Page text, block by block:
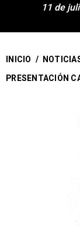
11 de
INICIO /
PRESENTACIÓN